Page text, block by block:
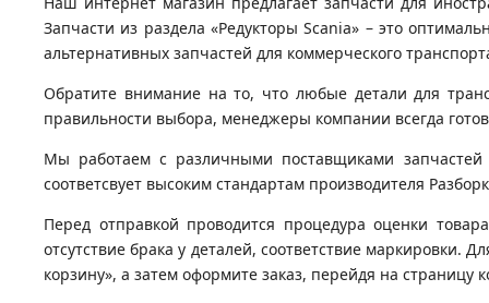
Запчасти из раздела «Редукторы Scania» – это
альтернативных запчастей для коммерческого
Обратите внимание на то, что любые детали для
правильности выбора, менеджеры компании всегда
Мы работаем с различными поставщиками запчастей
соответсвует высоким стандартам производителя
Перед отправкой проводится процедура оценки
отсутствие брака у деталей, соответствие маркировки.
корзину», а затем оформите заказ, перейдя на страницу